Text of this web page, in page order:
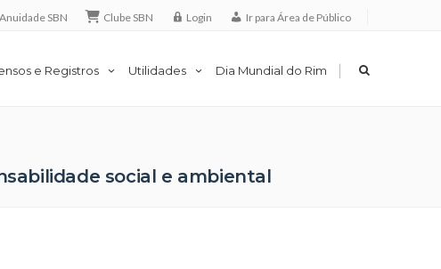
Anuidade SBN Clube SBN Login Ir para Área de Público
e Registros Utilidades Dia Mundial do Rim |
social e ambiental